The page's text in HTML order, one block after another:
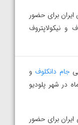
برای حضور
و نیکولاپتروف
جام دانکلوف و
فروردین ماه در شهر پلودیو
برای حضور